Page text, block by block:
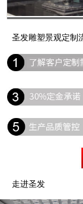
圣发雕塑景观定制
走进圣发